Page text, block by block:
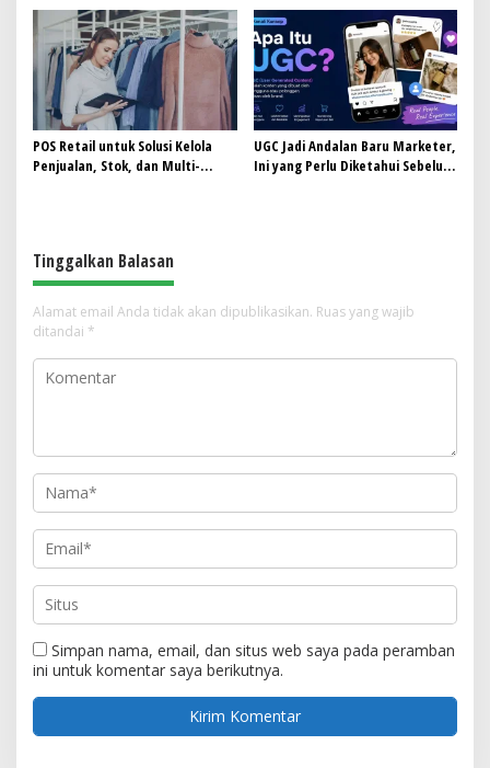
yang Menghubungkan Inovasi,
Pengalaman, dan Pertumbuhan
Bersama
Seminar 2026
POS Retail untuk Solusi Kelola
Penjualan, Stok, dan Multi-
UGC Jadi Andalan Baru Marketer,
Ini yang Perlu Diketahui Sebelum
Tinggalkan Balasan
Alamat email Anda tidak akan dipublikasikan. Ruas yang wajib
ditandai *
Simpan nama, email, dan situs web saya pada peramban
ini untuk komentar saya berikutnya.